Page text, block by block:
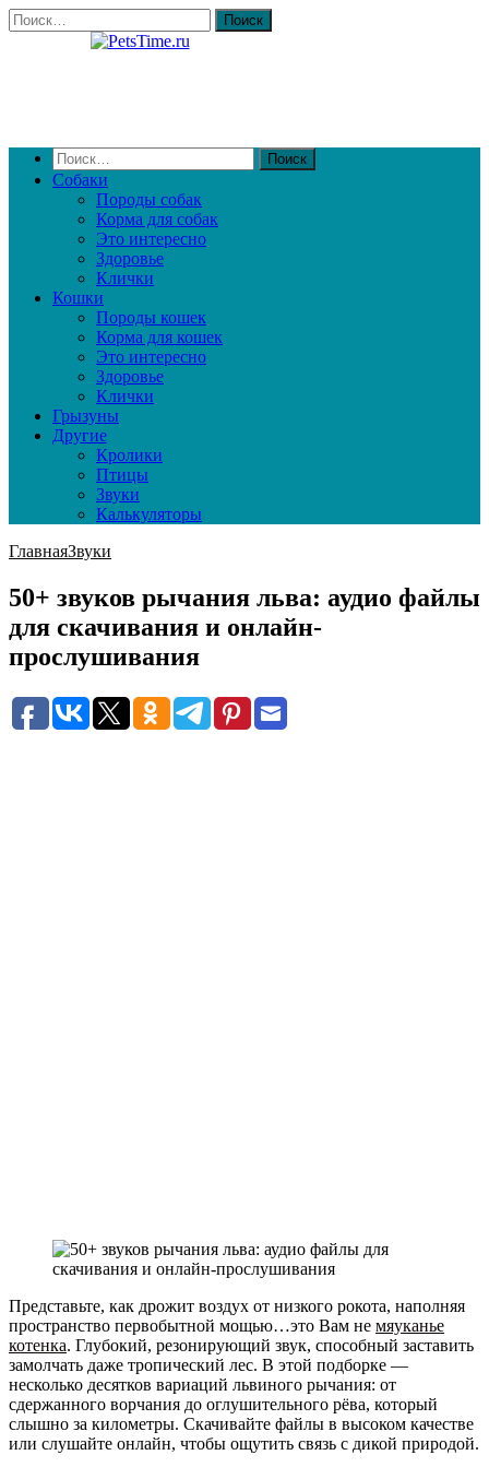
Собаки
Породы собак
Корма для собак
Это интересно
Здоровье
Клички
Кошки
Породы кошек
Корма для кошек
Это интересно
Здоровье
Клички
Грызуны
Другие
Кролики
Птицы
Звуки
Калькуляторы
ГлавнаяЗвуки
50+ звуков рычания льва: аудио файлы
для скачивания и онлайн-
прослушивания
Представьте, как дрожит воздух от низкого рокота, наполняя
пространство первобытной мощью…это Вам не мяуканье
котенка. Глубокий, резонирующий звук, способный заставить
замолчать даже тропический лес. В этой подборке —
несколько десятков вариаций львиного рычания: от
сдержанного ворчания до оглушительного рёва, который
слышно за километры. Скачивайте файлы в высоком качестве
или слушайте онлайн, чтобы ощутить связь с дикой природой.